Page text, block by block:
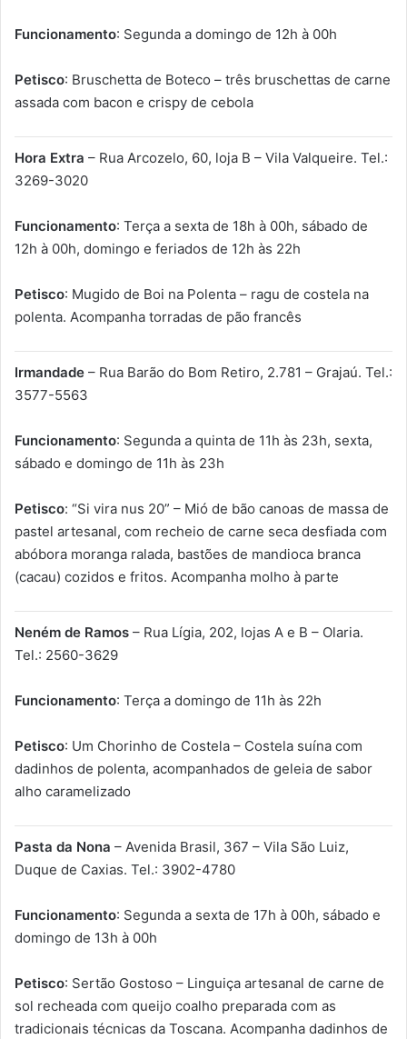
Funcionamento: Segunda a domingo de 12h à 00h
Petisco: Bruschetta de Boteco – três bruschettas de carne
assada com bacon e crispy de cebola
Hora Extra – Rua Arcozelo, 60, loja B – Vila Valqueire. Tel.:
3269-3020
Funcionamento: Terça a sexta de 18h à 00h, sábado de
12h à 00h, domingo e feriados de 12h às 22h
Petisco: Mugido de Boi na Polenta – ragu de costela na
polenta. Acompanha torradas de pão francês
Irmandade – Rua Barão do Bom Retiro, 2.781 – Grajaú. Tel.:
3577-5563
Funcionamento: Segunda a quinta de 11h às 23h, sexta,
sábado e domingo de 11h às 23h
Petisco: “Si vira nus 20” – Mió de bão canoas de massa de
pastel artesanal, com recheio de carne seca desfiada com
abóbora moranga ralada, bastões de mandioca branca
(cacau) cozidos e fritos. Acompanha molho à parte
Neném de Ramos – Rua Lígia, 202, lojas A e B – Olaria.
Tel.: 2560-3629
Funcionamento: Terça a domingo de 11h às 22h
Petisco: Um Chorinho de Costela – Costela suína com
dadinhos de polenta, acompanhados de geleia de sabor
alho caramelizado
Pasta da Nona – Avenida Brasil, 367 – Vila São Luiz,
Duque de Caxias. Tel.: 3902-4780
Funcionamento: Segunda a sexta de 17h à 00h, sábado e
domingo de 13h à 00h
Petisco: Sertão Gostoso – Linguiça artesanal de carne de
sol recheada com queijo coalho preparada com as
tradicionais técnicas da Toscana. Acompanha dadinhos de